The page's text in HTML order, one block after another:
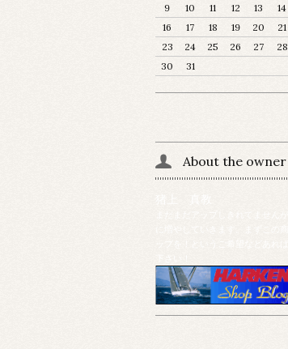
9
10 11 12 13 14
16
17 18 19 20 21
23
24 25 26 27 28
30
31
About the owner